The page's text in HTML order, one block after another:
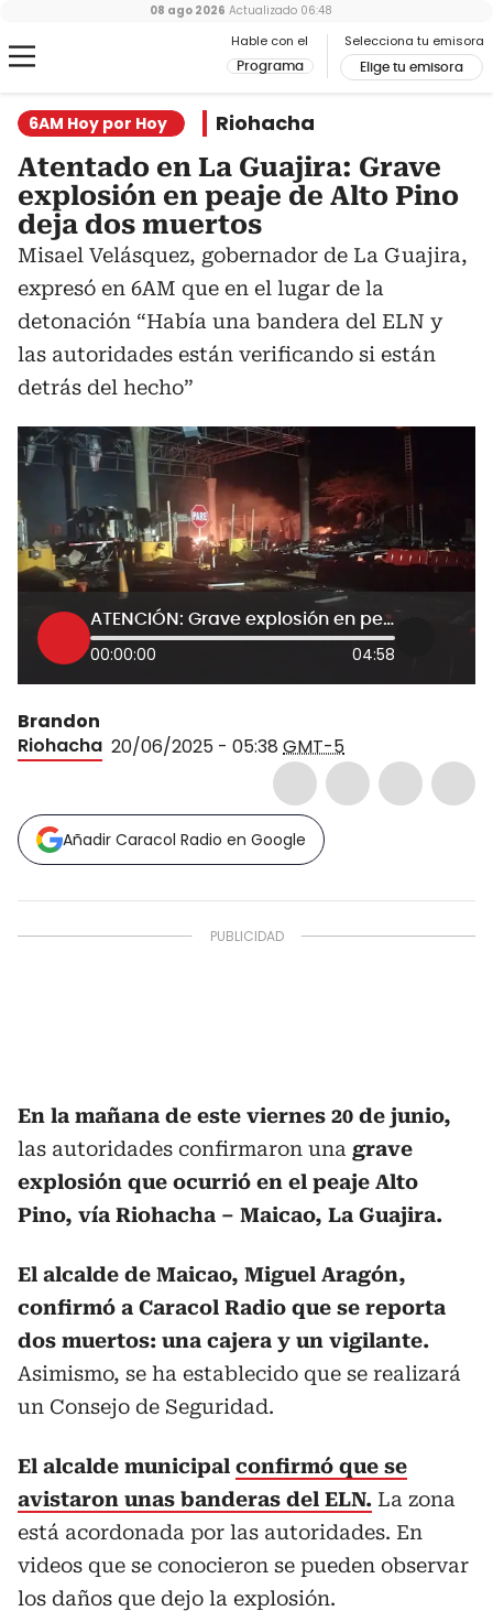
Hable con el
Programa
Selecciona tu emisora
Elige tu emisora
08 ago 2026 Actualizado 06:48
6AM Hoy por Hoy Riohacha
Atentado en La Guajira: Grave
explosión en peaje de Alto Pino
deja dos muertos
Misael Velásquez, gobernador de La Guajira,
expresó en 6AM que en el lugar de la
detonación “Había una bandera del ELN y
las autoridades están verificando si están
detrás del hecho”
ATENCIÓN: Grave explosión en peaje de Alto Pino en La Guajira deja dos muertos
00:00:00 04:58
Brandon
Riohacha 20/06/2025 - 05:38 GMT-5
Añadir Caracol Radio en Google
En la mañana de este viernes 20 de junio,
las autoridades confirmaron una grave
explosión que ocurrió en el peaje Alto
Pino, vía Riohacha – Maicao, La Guajira.
El alcalde de Maicao, Miguel Aragón,
confirmó a Caracol Radio que se reporta
dos muertos: una cajera y un vigilante.
Asimismo, se ha establecido que se realizará
un Consejo de Seguridad.
El alcalde municipal confirmó que se
avistaron unas banderas del ELN. La zona
está acordonada por las autoridades. En
videos que se conocieron se pueden observar
los daños que dejo la explosión.